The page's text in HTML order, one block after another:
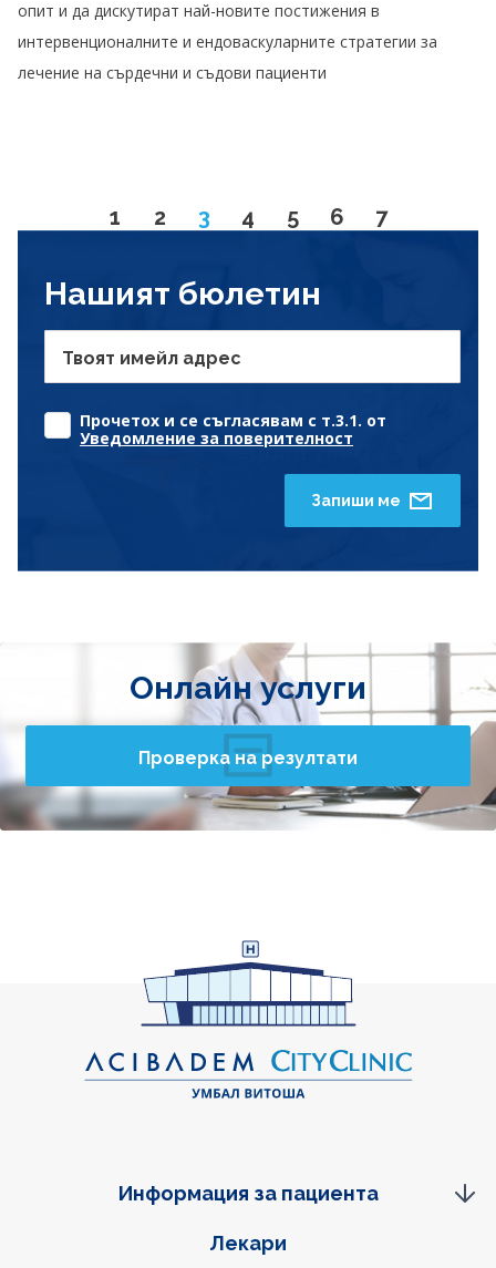
опит и да дискутират най-новите постижения в
интервенционалните и ендоваскуларните стратегии за
лечение на сърдечни и съдови пациенти
Go to page
1 Go to page
2 Page
3 Go to page
4 Go to page
5 Go to page
6 Go to page
7
Нашият бюлетин
Твоят имейл адрес
Прочетох и се съгласявам с т.3.1. от
Уведомление за поверителност
Запиши ме
Онлайн услуги
Проверка на резултати
Фуутер навигация
Лекари
Информация за пациента